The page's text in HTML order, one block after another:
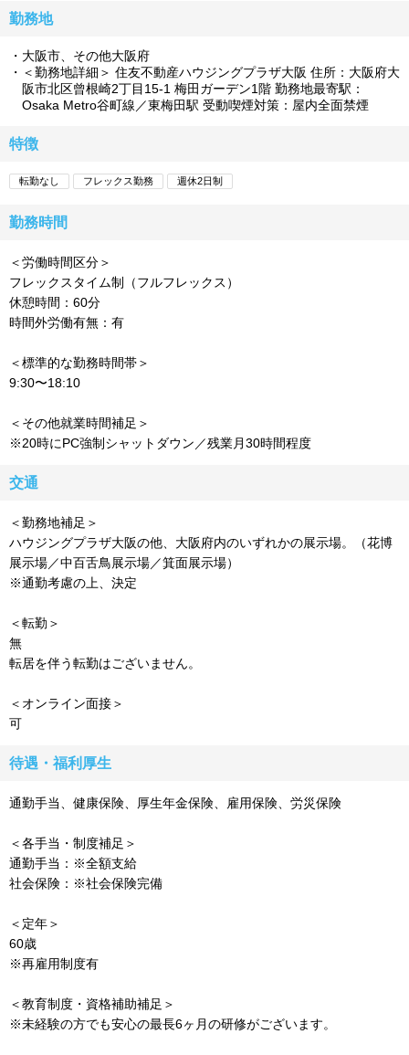
勤務地
大阪市、その他大阪府
＜勤務地詳細＞ 住友不動産ハウジングプラザ大阪 住所：大阪府大
阪市北区曾根崎2丁目15-1 梅田ガーデン1階 勤務地最寄駅：
Osaka Metro谷町線／東梅田駅 受動喫煙対策：屋内全面禁煙
特徴
転勤なし フレックス勤務 週休2日制
勤務時間
＜労働時間区分＞
フレックスタイム制（フルフレックス）
休憩時間：60分
時間外労働有無：有
＜標準的な勤務時間帯＞
9:30〜18:10
＜その他就業時間補足＞
※20時にPC強制シャットダウン／残業月30時間程度
交通
＜勤務地補足＞
ハウジングプラザ大阪の他、大阪府内のいずれかの展示場。（花博
展示場／中百舌鳥展示場／箕面展示場）
※通勤考慮の上、決定
＜転勤＞
無
転居を伴う転勤はございません。
＜オンライン面接＞
可
待遇・福利厚生
通勤手当、健康保険、厚生年金保険、雇用保険、労災保険
＜各手当・制度補足＞
通勤手当：※全額支給
社会保険：※社会保険完備
＜定年＞
60歳
※再雇用制度有
＜教育制度・資格補助補足＞
※未経験の方でも安心の最長6ヶ月の研修がございます。